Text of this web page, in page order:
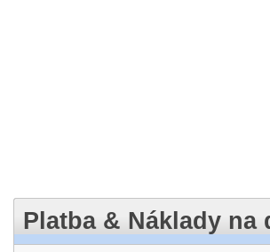
Platba & Náklady na